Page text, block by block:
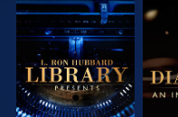
DÉCOUVRIR
LES SÉRIES